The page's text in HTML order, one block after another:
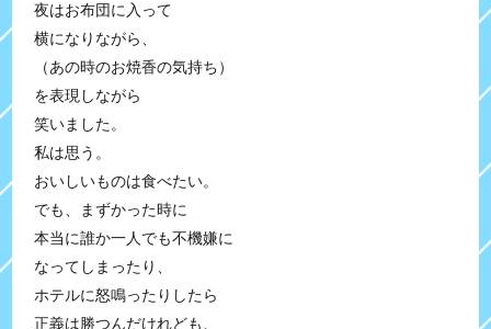
夜はお布団に入って
横になりながら、
（あの時のお焼香の気持ち）
を表現しながら
笑いました。
私は思う。
おいしいものは食べたい。
でも、まずかった時に
本当に誰か一人でも不機嫌に
なってしまったり、
ホテルに怒鳴ったりしたら
正義は勝つんだけれども、